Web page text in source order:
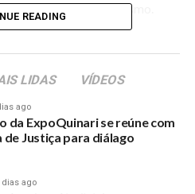
ao jornalismo.
Aleta Dreves, professora
realizada na Cipeama. O
READING
LIDAS VÍDEOS
ago
da ExpoQuinari se reúne com
Justiça para diálago
dias ago